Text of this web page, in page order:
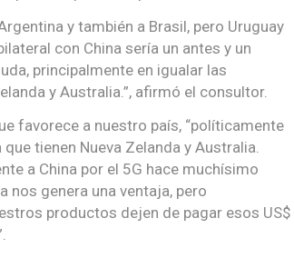
y también a Brasil, pero Uruguay
con China sería un antes y un
principalmente en igualar las
y Australia.”, afirmó el consultor.
favorece a nuestro país, “políticamente
tienen Nueva Zelanda y Australia.
a China por el 5G hace muchísimo
nos genera una ventaja, pero
productos dejen de pagar esos US$